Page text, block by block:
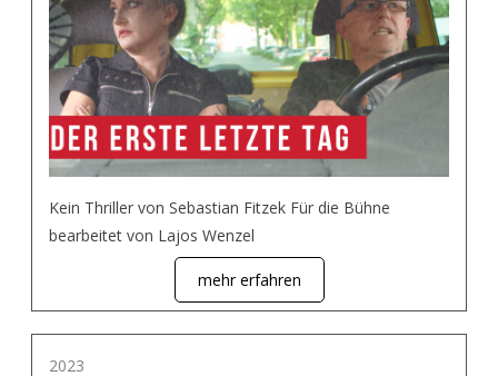
Kein Thriller von Sebastian Fitzek Für die Bühne
bearbeitet von Lajos Wenzel
mehr erfahren
2023